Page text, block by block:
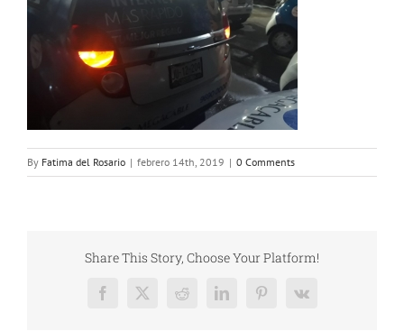
By Fatima del Rosario | febrero 14th, 2019 | 0 Comments
Share This Story, Choose Your Platform!
Facebook
X RedditLinkedInPinterest
Vk